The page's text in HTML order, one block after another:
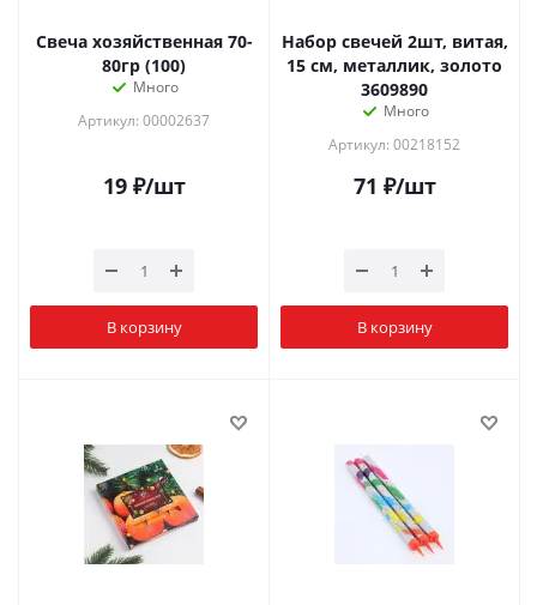
Свеча хозяйственная 70-
80гр (100)
Много
Артикул: 00002637
19₽/шт
В корзину
Набор свечей 2шт, витая,
15 см, металлик, золото
3609890
Много
Артикул: 00218152
71 ₽/шт
В корзину